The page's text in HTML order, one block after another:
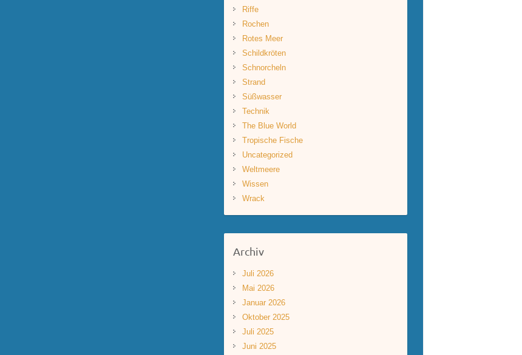
Riffe
Rochen
Rotes Meer
Schildkröten
Schnorcheln
Strand
Süßwasser
Technik
The Blue World
Tropische Fische
Uncategorized
Weltmeere
Wissen
Wrack
Archiv
Juli 2026
Mai 2026
Januar 2026
Oktober 2025
Juli 2025
Juni 2025